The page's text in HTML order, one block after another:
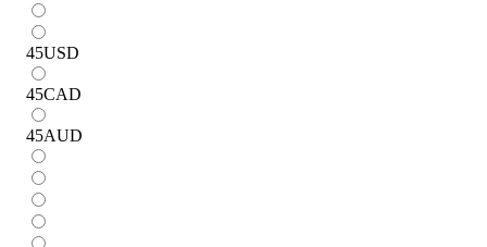
45USD
45CAD
45AUD